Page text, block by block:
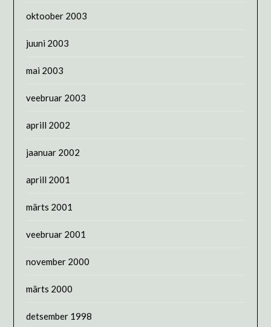
oktoober 2003
juuni 2003
mai 2003
veebruar 2003
aprill 2002
jaanuar 2002
aprill 2001
märts 2001
veebruar 2001
november 2000
märts 2000
detsember 1998